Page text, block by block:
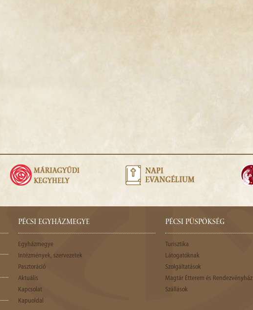
PÉCSI EGYHÁZMEGYE
Egyházmegye
Intézmények, szervezetek
Pasztoráció
Aktuális
Kapcsolat
Kapuoldal
PÉCSI PÜSPÖKSÉG
Turisztika
Látogatóknak
Szolgáltatások
Magtár Étterem és Rendezvényház
Szállások